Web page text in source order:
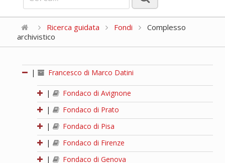
Ricerca guidata Fondi
Complesso
archivistico
| Francesco di Marco Datini
|
Fondaco di Avignone
|
Fondaco di Prato
|
Fondaco di Pisa
|
Fondaco di Firenze
|
Fondaco di Genova